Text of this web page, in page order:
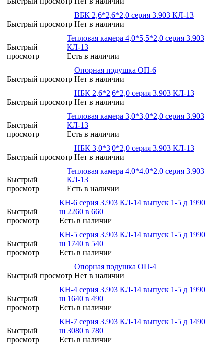
Быстрый просмотр
ВБК 2,6*2,6*2,0 серия 3.903 КЛ-13
Нет в наличии
Быстрый
просмотр
Тепловая камера 4,0*5,5*2,0 серия 3.903
КЛ-13
Есть в наличии
Быстрый просмотр
Опорная подушка ОП-6
Нет в наличии
Быстрый просмотр
НБК 2,6*2,6*2,0 серия 3.903 КЛ-13
Нет в наличии
Быстрый
просмотр
Тепловая камера 3,0*3,0*2,0 серия 3.903
КЛ-13
Есть в наличии
Быстрый просмотр
НБК 3,0*3,0*2,0 серия 3.903 КЛ-13
Нет в наличии
Быстрый
просмотр
Тепловая камера 4,0*4,0*2,0 серия 3.903
КЛ-13
Есть в наличии
Быстрый
просмотр
КН-6 серия 3.903 КЛ-14 выпуск 1-5 д 1990
ш 2260 в 660
Есть в наличии
Быстрый
просмотр
КН-5 серия 3.903 КЛ-14 выпуск 1-5 д 1990
ш 1740 в 540
Есть в наличии
Быстрый просмотр
Опорная подушка ОП-4
Нет в наличии
Быстрый
просмотр
КН-4 серия 3.903 КЛ-14 выпуск 1-5 д 1990
ш 1640 в 490
Есть в наличии
Быстрый
просмотр
КН-7 серия 3.903 КЛ-14 выпуск 1-5 д 1490
ш 3080 в 780
Есть в наличии